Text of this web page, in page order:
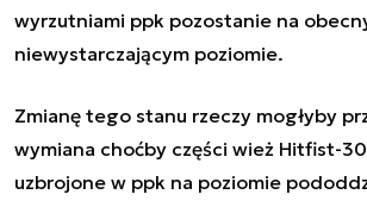
wyrzutniami ppk pozostanie na
niewystarczającym poziomie.
Zmianę tego stanu rzeczy mogłyby
wymiana choćby części wież Hitfist-
uzbrojone w ppk na poziomie